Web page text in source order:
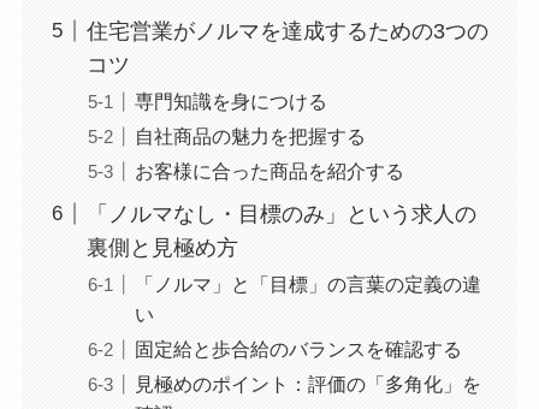
住宅営業がノルマを達成するための3つの
コツ
専門知識を身につける
自社商品の魅力を把握する
お客様に合った商品を紹介する
「ノルマなし・目標のみ」という求人の
裏側と見極め方
「ノルマ」と「目標」の言葉の定義の違
い
固定給と歩合給のバランスを確認する
見極めのポイント：評価の「多角化」を